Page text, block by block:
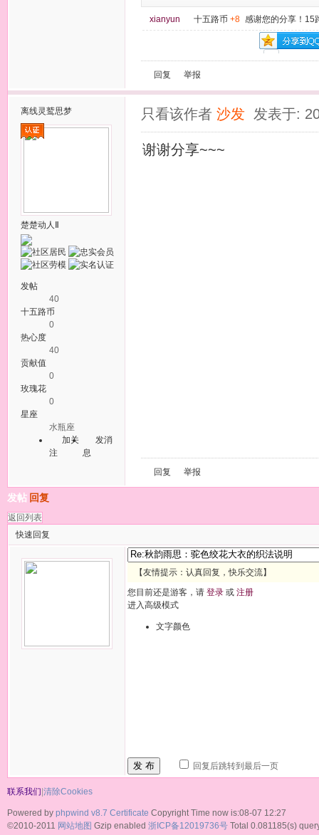
xianyun 十五路币 +8 感谢您的分享！15
回复 举报
离线灵鹫思梦
楚楚动人Ⅱ
发帖
40
十五路币
0
热心度
40
贡献值
0
玫瑰花
0
星座
水瓶座
加关
注
发消
息
只看该作者 沙发 发表于:
谢谢分享~~~
回复 举报
发帖 回复
返回列表
快速回复
【友情提示：认真回复，快乐交流】
您目前还是游客，请 登录 或 注册
进入高级模式
文字颜色
发 布 回复后跳转到最后一页
联系我们|清除Cookies
Powered by phpwind v8.7 Certificate Copyright Time now is:08-07 12:27
©2010-2011 网站地图 Gzip enabled 浙ICP备12019736号 Total 0.081185(s)